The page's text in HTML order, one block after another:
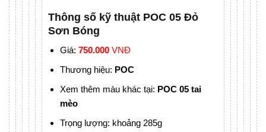
Thông số kỹ thuật POC 05 Đỏ
Sơn Bóng
Giá: 750.000VNĐ
Thương hiệu: POC
Xem thêm màu khác tại: POC 05 tai
mèo
Trọng lượng: khoảng 285g